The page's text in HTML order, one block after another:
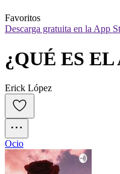
Favoritos
Descarga gratuita en la App
¿QUÉ ES
Erick López
Ocio